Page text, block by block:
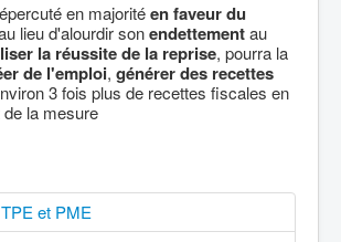
en majoritéen faveur du
lieu d'alourdir sonendettementau
la réussite de la reprise, pourra la
de l'emploi, générer des recettes
3 fois plus de recettes fiscales en
la mesure
et PME